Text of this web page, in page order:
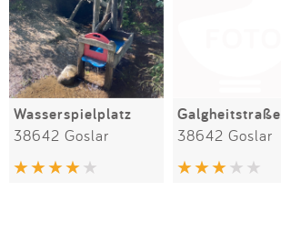
Wasserspielplatz
38642 Goslar
Galgheitstraße
38642 Goslar